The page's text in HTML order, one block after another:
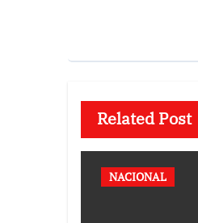
Related Post
NACIONAL